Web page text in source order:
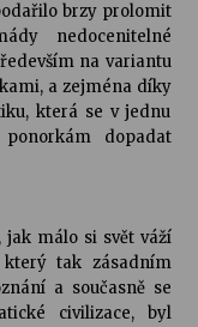
brzy prolomit
nedocenitelné
na variantu
a zejména díky
která se v jednu
dopadat
málo si svět váží
tak zásadním
a současně se
civilizace, byl